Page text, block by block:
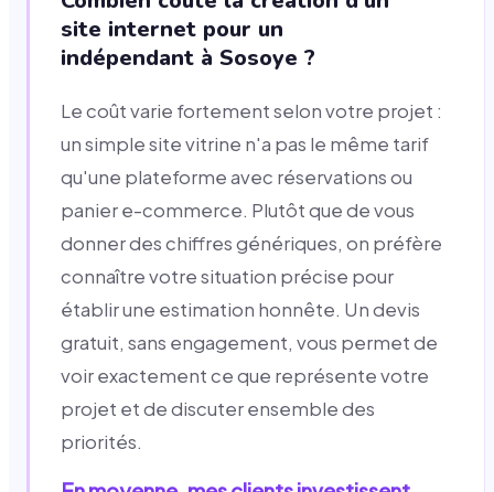
site internet pour un
indépendant à Sosoye ?
Le coût varie fortement selon votre projet :
un simple site vitrine n'a pas le même tarif
qu'une plateforme avec réservations ou
panier e-commerce. Plutôt que de vous
donner des chiffres génériques, on préfère
connaître votre situation précise pour
établir une estimation honnête. Un devis
gratuit, sans engagement, vous permet de
voir exactement ce que représente votre
projet et de discuter ensemble des
priorités.